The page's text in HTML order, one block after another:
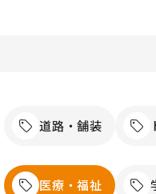
道路・舗装
医療・福祉